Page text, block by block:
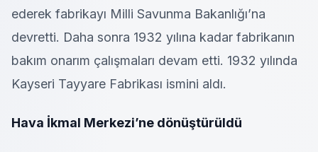
ederek fabrikayı Milli Savunma Bakanlığı’na
devretti. Daha sonra 1932 yılına kadar fabrikanın
bakım onarım çalışmaları devam etti. 1932 yılında
Kayseri Tayyare Fabrikası ismini aldı.
Hava İkmal Merkezi’ne dönüştürüldü